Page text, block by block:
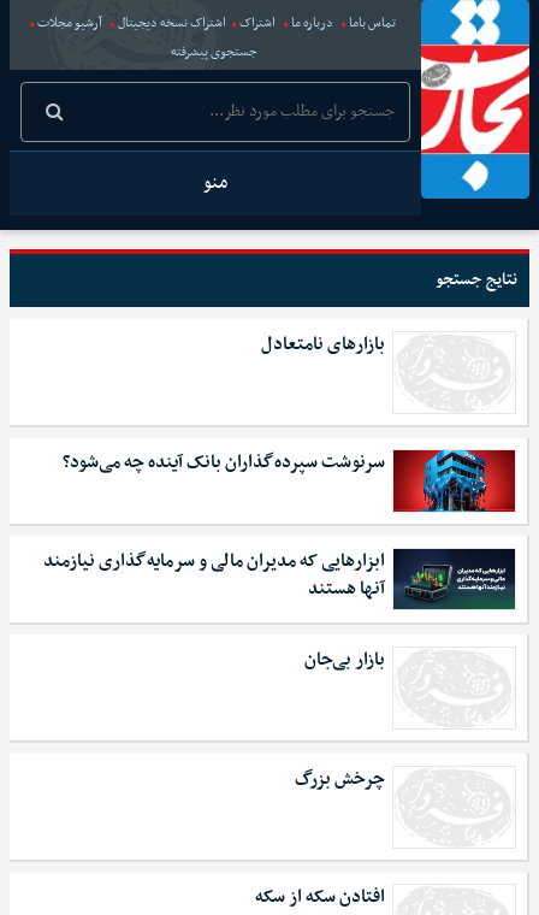
تماس باما درباره ما اشتراک اشتراک نسخه دیجیتال
آرشیو مجلات
جستجوی پیشرفته
منو
نتایج جستجو
بازارهای نامتعادل
سرنوشت سپرده‌گذاران بانک آینده چه می‌شود؟
ابزارهایی که مدیران مالی و سرمایه‌گذاری نیازمند
آنها هستند
بازار بی‌جان
چرخش بزرگ
افتادن سکه از سکه